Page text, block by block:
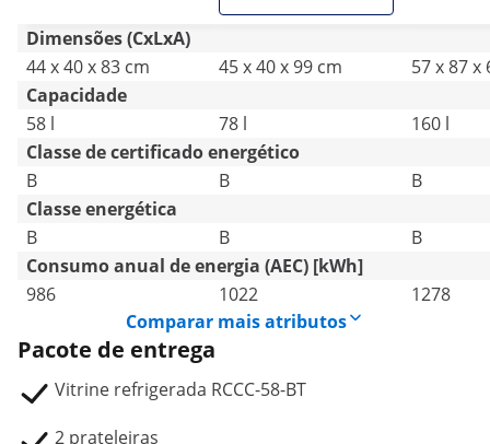
Dimensões (CxLxA)
44 x 40 x 83 cm
45 x 40 x 99 cm
57 x 87 x
Capacidade
58 l
78 l
160 l
Classe de certificado energético
B
B
B
Classe energética
B
B
B
Consumo anual de energia (AEC) [kWh]
986
1022
1278
Comparar mais atributos
Pacote de entrega
Vitrine refrigerada RCCC-58-BT
2 prateleiras